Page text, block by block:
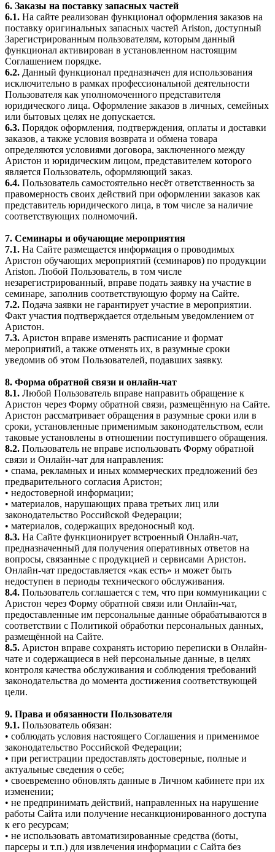
6. Заказы на поставку запасных частей
6.1. На сайте реализован функционал оформления заказов на
поставку оригинальных запасных частей Ariston, доступный
Зарегистрированным пользователям, которым данный
функционал активирован в установленном настоящим
Соглашением порядке.
6.2. Данный функционал предназначен для использования
исключительно в рамках профессиональной деятельности
Пользователя как уполномоченного представителя
юридического лица. Оформление заказов в личных, семейных
или бытовых целях не допускается.
6.3. Порядок оформления, подтверждения, оплаты и доставки
заказов, а также условия возврата и обмена товара
определяются условиями договора, заключенного между
Аристон и юридическим лицом, представителем которого
является Пользователь, оформляющий заказ.
6.4. Пользователь самостоятельно несёт ответственность за
правомерность своих действий при оформлении заказов как
представитель юридического лица, в том числе за наличие
соответствующих полномочий.
7. Семинары и обучающие мероприятия
7.1. На Сайте размещается информация о проводимых
Аристон обучающих мероприятий (семинаров) по продукции
Ariston. Любой Пользователь, в том числе
незарегистрированный, вправе подать заявку на участие в
семинаре, заполнив соответствующую форму на Сайте.
7.2. Подача заявки не гарантирует участие в мероприятии.
Факт участия подтверждается отдельным уведомлением от
Аристон.
7.3. Аристон вправе изменять расписание и формат
мероприятий, а также отменять их, в разумные сроки
уведомив об этом Пользователей, подавших заявку.
8. Форма обратной связи и онлайн-чат
8.1. Любой Пользователь вправе направить обращение к
Аристон через Форму обратной связи, размещённую на Сайте.
Аристон рассматривает обращения в разумные сроки или в
сроки, установленные применимым законодательством, если
таковые установлены в отношении поступившего обращения.
8.2. Пользователь не вправе использовать Форму обратной
связи и Онлайн-чат для направления:
• спама, рекламных и иных коммерческих предложений без
предварительного согласия Аристон;
• недостоверной информации;
• материалов, нарушающих права третьих лиц или
законодательство Российской Федерации;
• материалов, содержащих вредоносный код.
8.3. На Сайте функционирует встроенный Онлайн-чат,
предназначенный для получения оперативных ответов на
вопросы, связанные с продукцией и сервисами Аристон.
Онлайн-чат предоставляется «как есть» и может быть
недоступен в периоды технического обслуживания.
8.4. Пользователь соглашается с тем, что при коммуникации с
Аристон через Форму обратной связи или Онлайн-чат,
предоставленные им персональные данные обрабатываются в
соответствии с Политикой обработки персональных данных,
размещённой на Сайте.
8.5. Аристон вправе сохранять историю переписки в Онлайн-
чате и содержащиеся в ней персональные данные, в целях
контроля качества обслуживания и соблюдения требований
законодательства до момента достижения соответствующей
цели.
9. Права и обязанности Пользователя
9.1. Пользователь обязан:
• соблюдать условия настоящего Соглашения и применимое
законодательство Российской Федерации;
• при регистрации предоставлять достоверные, полные и
актуальные сведения о себе;
• своевременно обновлять данные в Личном кабинете при их
изменении;
• не предпринимать действий, направленных на нарушение
работы Сайта или получение несанкционированного доступа
к его ресурсам;
• не использовать автоматизированные средства (боты,
парсеры и т.п.) для извлечения информации с Сайта без